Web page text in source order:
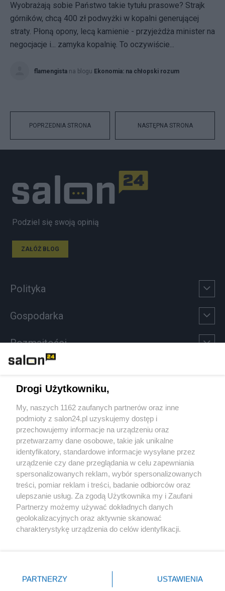
Wyobrażają sobie Państwo takie tytułu prasowe? Strajk
górników, chcą 400 zł podwyżki w kopalni generującej
straty. Płoną opony, lecą kamienie - przyjeżdża minister na
negocjacje i... zamyka kopalnię. To oczywiście...
flamengista na blogu Ekonomia: na chłopski rozum
POPRZEDNIA STRONA NASTĘPNA STRONA
Podziel się swoją opinią
ZAŁÓŻ BLOG
Polityka
Gospodarka
Rozmaitości
Sport
Społeczeństwo
Kultura
X Facebook Instagram Youtube
Drogi Użytkowniku,
My, naszych 1162 zaufanych partnerów oraz inne
podmioty z salon24.pl uzyskujemy dostęp i
przechowujemy informacje na urządzeniu oraz
przetwarzamy dane osobowe, takie jak unikalne
identyfikatory, standardowe informacje wysyłane przez
urządzenie czy dane przeglądania w celu zapewniania
spersonalizowanych reklam, wybór spersonalizowanych
treści, pomiar reklam i treści, badanie odbiorców oraz
ulepszanie usług. Za zgodą Użytkownika my i Zaufani
Partnerzy możemy używać dokładnych danych
geolokalizacyjnych oraz aktywnie skanować
charakterystykę urządzenia do celów identyfikacji.
zmienić/wycofać klikając przycisk ustawień prywatności
znajdujący się w lewym dolnym rogu strony
PARTNERZY USTAWIENIA